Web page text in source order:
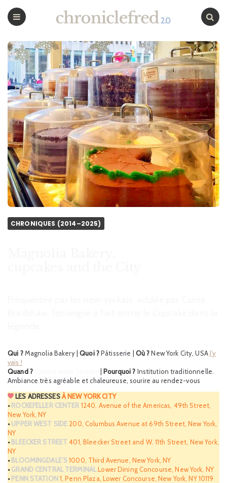
CHRONICLEFRED
CHRONIQUES (2014–2025)
Qui ? Magnolia Bakery|Quoi ?Pâtisserie | Où ?New York City, USA J’y
vais !
Quand ?
|Pourquoi ? Institution traditionnelle.
Ambiance très agréable et chaleureuse, sourire au rendez-vous
LES ADRESSESÀ NEW YORK CITY
•ROCKEFELLER CENTER 1240, Avenue of the Americas, 49th Street,
New York, NY
• UPPER WEST SIDE 200, Columbus Avenue at 69th Street, New York,
NY
• BLEECKER STREET401, Bleecker Street and W. 11th Street, New York,
NY
• BLOOMINGDALE’S1000, Third Avenue, New York, NY
• GRAND CENTRAL TERMINALLower Dining Concourse, New York, NY
• PENN STATION1, Penn Plaza, Lower Concourse, New York, NY 10119